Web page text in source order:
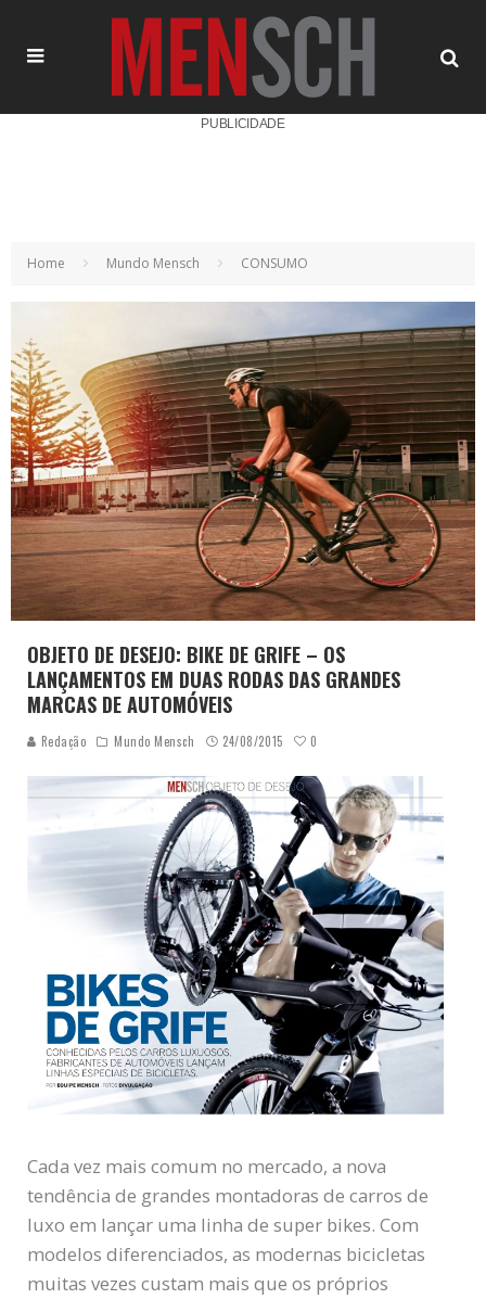
PUBLICIDADE
Home Mundo Mensch CONSUMO
OBJETO DE DESEJO: BIKE DE GRIFE – OS
LANÇAMENTOS EM DUAS RODAS DAS GRANDES
MARCAS DE AUTOMÓVEIS
Redação Mundo Mensch 24/08/2015 0
Cada vez mais comum no mercado, a nova
tendência de grandes montadoras de carros de
luxo em lançar uma linha de super bikes. Com
modelos diferenciados, as modernas bicicletas
muitas vezes custam mais que os próprios